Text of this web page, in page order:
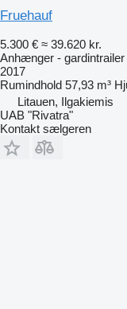
Fruehauf
5.300 € ≈ 39.620 kr.
Anhænger - gardintrailer
2017
Rumindhold 57,93 m³
Litauen, Ilgakiemis
UAB "Rivatra"
Kontakt sælgeren